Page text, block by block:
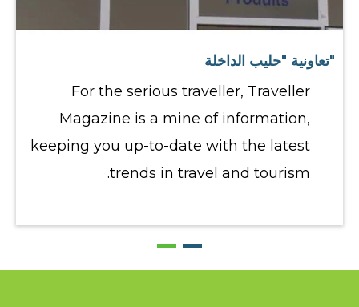
"تعاونية "حليب الداخلة
For the serious traveller, Traveller
Magazine is a mine of information,
keeping you up-to-date with the latest
trends in travel and tourism.